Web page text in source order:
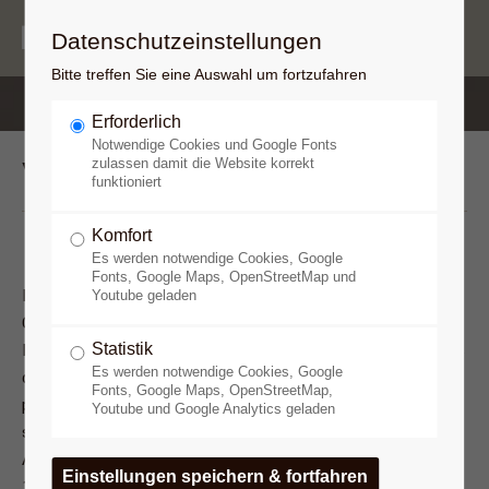
Visionen
Einer der führenden Erforscher paläolithischer Höhlen, Jean
Clottes, hat zusammen mit dem südafrikanischen
Ethnologen David Lewis-Williams die Theorie aufgestellt, daß
die Abbildungen (Zeichen, Tiere, Mischwesen) in den
paläeolithischen Höhlen Trance­erfahrungen von
steinzeitlichen Schamanen wiedergeben bzw. daß diese
Abbildungen zur Unterstützung von Trancevisionen dienten
Datenschutzeinstellungen
Bitte treffen Sie eine Auswahl um fortzufahren
Erforderlich
Notwendige Cookies und Google Fonts
zulassen damit die Website korrekt
funktioniert
Komfort
Es werden notwendige Cookies, Google
Fonts, Google Maps, OpenStreetMap und
Youtube geladen
Statistik
Es werden notwendige Cookies, Google
Fonts, Google Maps, OpenStreetMap,
Youtube und Google Analytics geladen